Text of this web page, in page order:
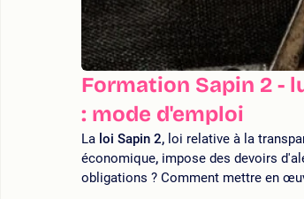
Formation Sapin 2 -
: mode d'emploi
La loi Sapin 2, loi relative à la
économique, impose des devoirs
obligations ? Comment mettre en